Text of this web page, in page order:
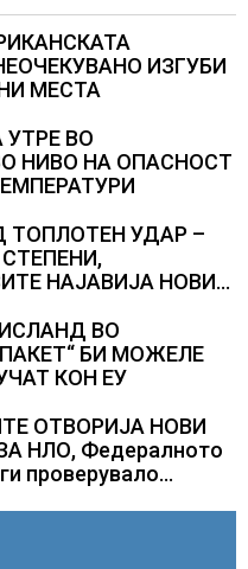
ИЗГУБИ
МЕСТА
ВО
НИВО НА ОПАСНОСТ
ТОПЛОТЕН УДАР –
НАЈАВИЈА НОВИ
ВО
БИ МОЖЕЛЕ
КОН ЕУ
ОТВОРИЈА НОВИ
НЛО, Федералното
проверувало